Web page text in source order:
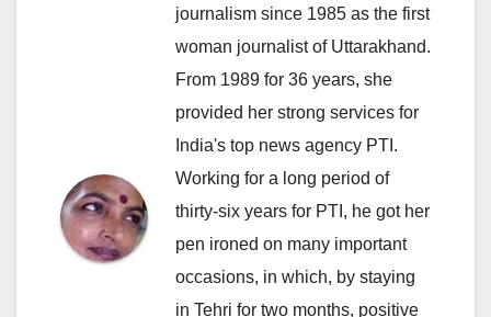
journalism since 1985 as the first
woman journalist of Uttarakhand.
From 1989 for 36 years, she
provided her strong services for
India's top news agency PTI.
Working for a long period of
thirty-six years for PTI, he got her
pen ironed on many important
occasions, in which, by staying
in Tehri for two months, positive